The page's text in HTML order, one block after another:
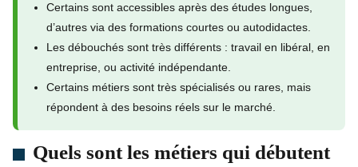
Certains sont accessibles après des études longues,
d’autres via des formations courtes ou autodidactes.
Les débouchés sont très différents : travail en libéral, en
entreprise, ou activité indépendante.
Certains métiers sont très spécialisés ou rares, mais
répondent à des besoins réels sur le marché.
Quels sont les métiers qui débutent